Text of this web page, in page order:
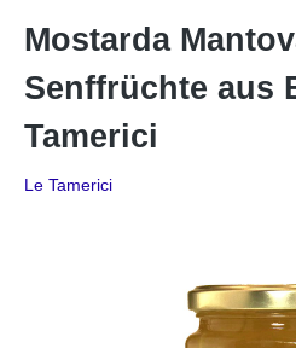
Mostarda
Senffrüchte aus
Tamerici
Le Tamerici